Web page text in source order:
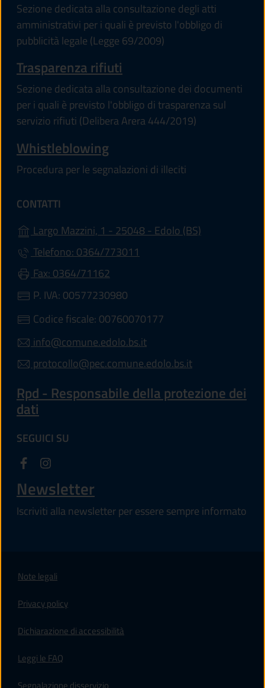
Sezione dedicata alla consultazione degli atti
amministrativi per i quali è previsto l'obbligo di
pubblicità legale (Legge 69/2009)
Trasparenza rifiuti
Sezione dedicata alla consultazione dei documenti
per i quali è previsto l'obbligo di trasparenza sul
servizio rifiuti (Delibera Arera 444/2019)
Whistleblowing
Procedura per le segnalazioni di illeciti
CONTATTI
Largo Mazzini, 1 - 25048 - Edolo (BS)
Telefono: 0364/773011
Fax: 0364/71162
P. IVA: 00577230980
Codice fiscale: 00760070177
info@comune.edolo.bs.it
protocollo@pec.comune.edolo.bs.it
Rpd - Responsabile della protezione dei
dati
SEGUICI SU
Newsletter
Iscriviti alla newsletter per essere sempre informato
Note legali
Privacy policy
Dichiarazione di accessibilità
Leggi le FAQ